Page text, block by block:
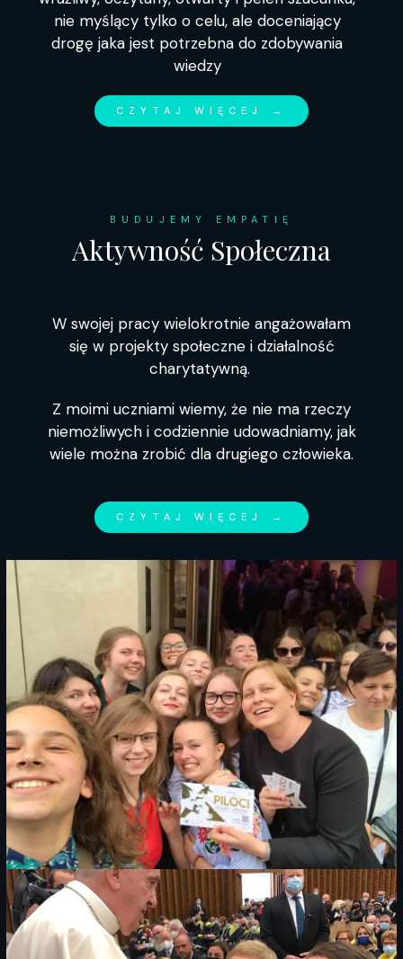
nie myślący tylko o celu, ale doceniający
drogę jaka jest potrzebna do zdobywania
wiedzy
CZYTAJ WIĘCEJ →
BUDUJEMY EMPATIĘ
Aktywność Społeczna
W swojej pracy wielokrotnie angażowałam
się w projekty społeczne i działalność
charytatywną.
Z moimi uczniami wiemy, że nie ma rzeczy
niemożliwych i codziennie udowadniamy, jak
wiele można zrobić dla drugiego człowieka.
CZYTAJ WIĘCEJ →